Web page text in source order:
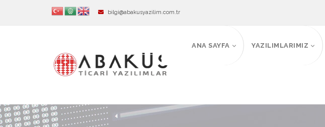
bilgi@abakusyazilim.com.tr
ANA SAYFA YAZILIMLARIMIZ